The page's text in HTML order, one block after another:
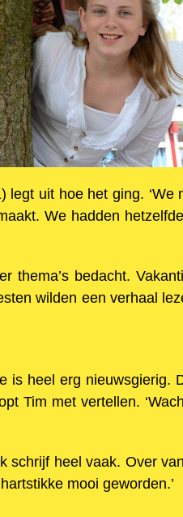
uit hoe het ging. ‘We
We hadden
thema’s bedacht.
wilden een verhaal
is heel erg nieuwsgierig.
Tim met vertellen.
schrijf heel vaak. Over
mooi geworden.’